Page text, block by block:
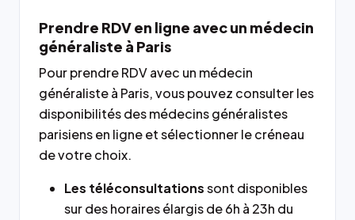
Prendre RDV en ligne avec un médecin
généraliste à Paris
Pour prendre RDV avec un médecin
généraliste à Paris, vous pouvez consulter les
disponibilités des médecins généralistes
parisiens en ligne et sélectionner le créneau
de votre choix.
Les téléconsultationssont disponibles
sur des horaires élargis de 6h à 23h du